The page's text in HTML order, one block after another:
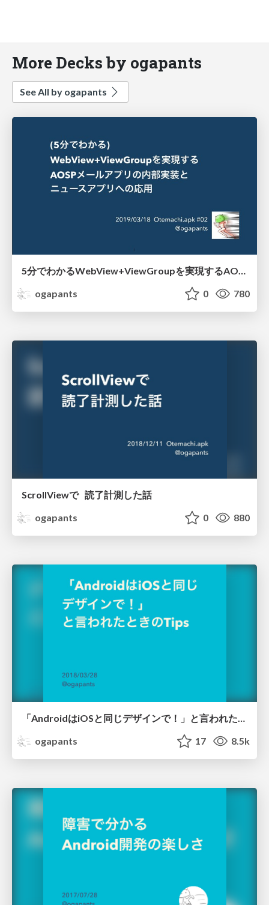
More Decks by ogapants
See All by ogapants
5分でわかるWebView+ViewGroupを実現するAOSPメールアプリの内部実装と ニュースアプリへの応用 / Otemachi.apk02
ogapants
0 780
ScrollViewで 読了計測した話
ogapants
0 880
「AndroidはiOSと同じデザインで！」と言われたときのTips
ogapants
17 8.5k